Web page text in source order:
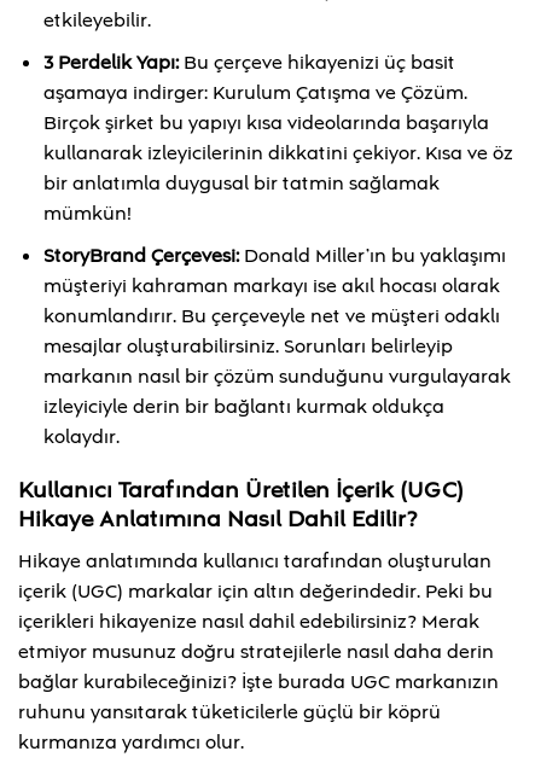
etkileyebilir.
3 Perdelik Yapı:Bu çerçeve hikayenizi üç basit
aşamaya indirger: Kurulum Çatışma ve Çözüm.
Birçok şirket bu yapıyı kısa videolarında başarıyla
kullanarak izleyicilerinin dikkatini çekiyor. Kısa ve öz
bir anlatımla duygusal bir tatmin sağlamak
mümkün!
StoryBrand Çerçevesi:Donald Miller’ın bu yaklaşımı
müşteriyi kahraman markayı ise akıl hocası olarak
konumlandırır. Bu çerçeveyle net ve müşteri odaklı
mesajlar oluşturabilirsiniz. Sorunları belirleyip
markanın nasıl bir çözüm sunduğunu vurgulayarak
izleyiciyle derin bir bağlantı kurmak oldukça
kolaydır.
Kullanıcı Tarafından Üretilen İçerik (UGC)
Hikaye Anlatımına Nasıl Dahil Edilir?
Hikaye anlatımında kullanıcı tarafından oluşturulan
içerik (UGC) markalar için altın değerindedir. Peki bu
içerikleri hikayenize nasıl dahil edebilirsiniz? Merak
etmiyor musunuz doğru stratejilerle nasıl daha derin
bağlar kurabileceğinizi? İşte burada UGC markanızın
ruhunu yansıtarak tüketicilerle güçlü bir köprü
kurmanıza yardımcı olur.